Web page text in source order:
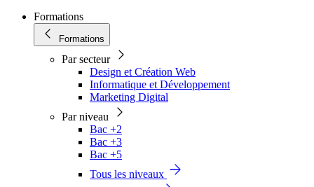
Formations
Formations
Par secteur
Design et Création Web
Informatique et Développement
Marketing Digital
Par niveau
Bac +2
Bac +3
Bac +5
Tous les niveaux